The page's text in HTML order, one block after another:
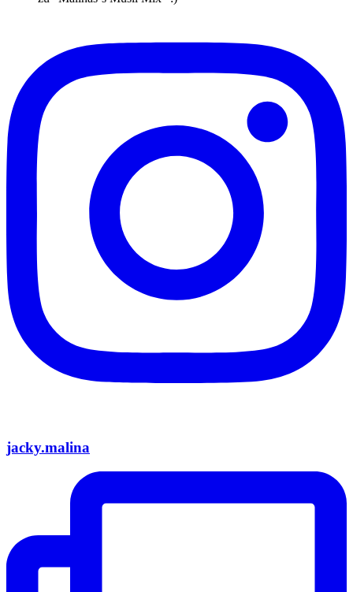
jacky.malina